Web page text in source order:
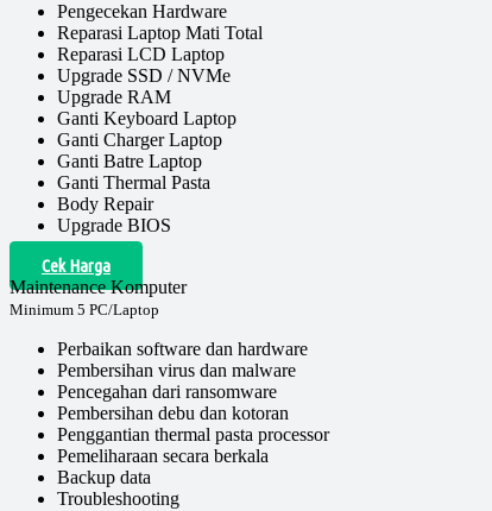
Pengecekan Hardware
Reparasi Laptop Mati Total
Reparasi LCD Laptop
Upgrade SSD / NVMe
Upgrade RAM
Ganti Keyboard Laptop
Ganti Charger Laptop
Ganti Batre Laptop
Ganti Thermal Pasta
Body Repair
Upgrade BIOS
Cek Harga
Maintenance Komputer
Minimum 5 PC/Laptop
Perbaikan software dan hardware
Pembersihan virus dan malware
Pencegahan dari ransomware
Pembersihan debu dan kotoran
Penggantian thermal pasta processor
Pemeliharaan secara berkala
Backup data
Troubleshooting